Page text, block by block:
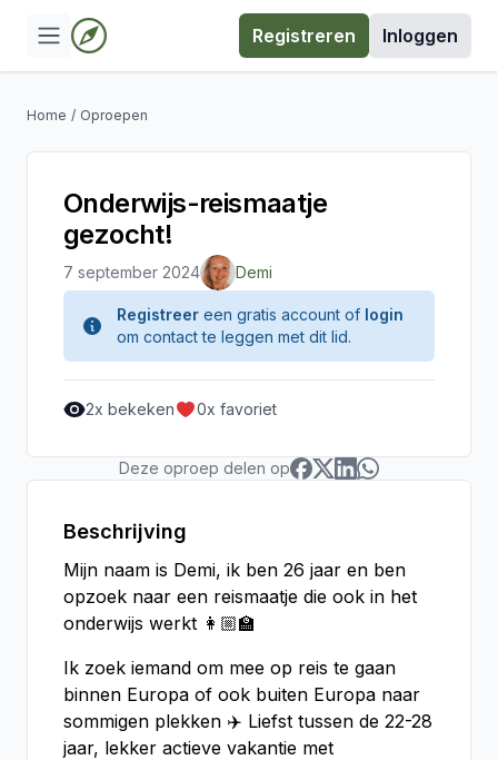
Registreren Inloggen
Home / Oproepen
Onderwijs-reismaatje
gezocht!
7 september 2024 Demi
Registreer een gratis account of login
om contact te leggen met dit lid.
2x bekeken 0x favoriet
Deze oproep delen op
Beschrijving
Mijn naam is Demi, ik ben 26 jaar en ben
opzoek naar een reismaatje die ook in het
onderwijs werkt 👩🏼‍🏫
Ik zoek iemand om mee op reis te gaan
binnen Europa of ook buiten Europa naar
sommigen plekken ✈️ Liefst tussen de 22-28
jaar, lekker actieve vakantie met